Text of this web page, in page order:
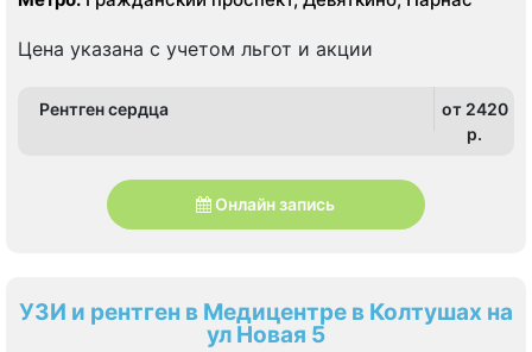
Цена указана с учетом льгот и акции
Рентген сердца
от 2420
p.
Онлайн запись
УЗИ и рентген в Медицентре в Колтушах на
ул Новая 5